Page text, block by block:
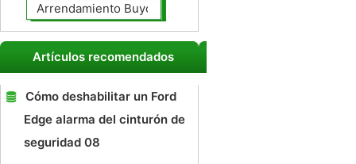
Arrendamiento Buyout
Artículos recomendados
Cómo deshabilitar un Ford
Edge alarma del cinturón de
seguridad 08